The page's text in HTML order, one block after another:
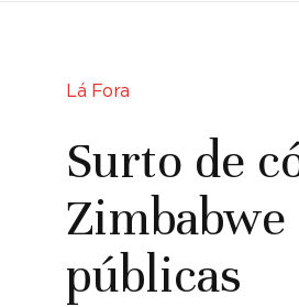
Lá Fora
Surto de
públicas